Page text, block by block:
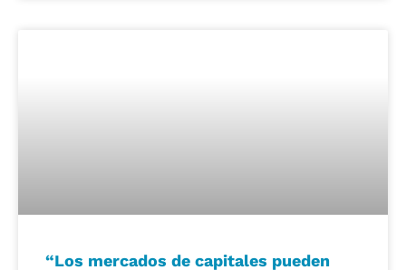
“Los mercados de capitales pueden